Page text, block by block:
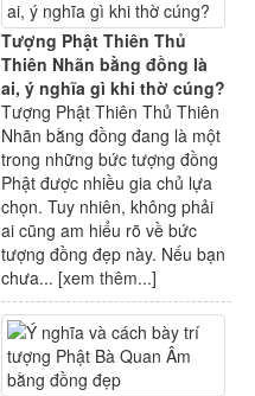
Tượng Phật Thiên Thủ
Thiên Nhãn bằng đồng là
ai, ý nghĩa gì khi thờ cúng?
Tượng Phật Thiên Thủ Thiên
Nhãn bằng đồng đang là một
trong những bức tượng đồng
Phật được nhiều gia chủ lựa
chọn. Tuy nhiên, không phải
ai cũng am hiểu rõ về bức
tượng đồng đẹp này. Nếu bạn
chưa... [xem thêm...]